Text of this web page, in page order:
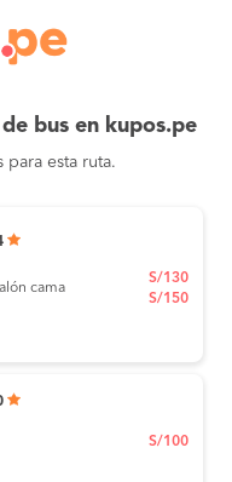
bus en kupos.pe
para esta ruta.
cama
S/130
S/150
S/100